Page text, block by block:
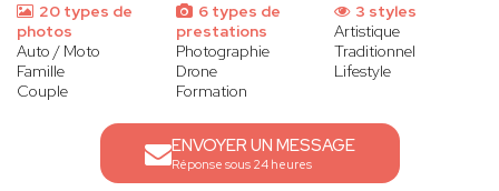
20 types de
photos
Auto / Moto
Famille
Couple
6 types de
prestations
Photographie
Drone
Formation
3 styles
Artistique
Traditionnel
Lifestyle
ENVOYER UN MESSAGE
Réponse sous 24 heures